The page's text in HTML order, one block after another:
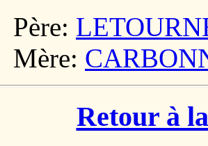
Père:
Mère:
Retour à